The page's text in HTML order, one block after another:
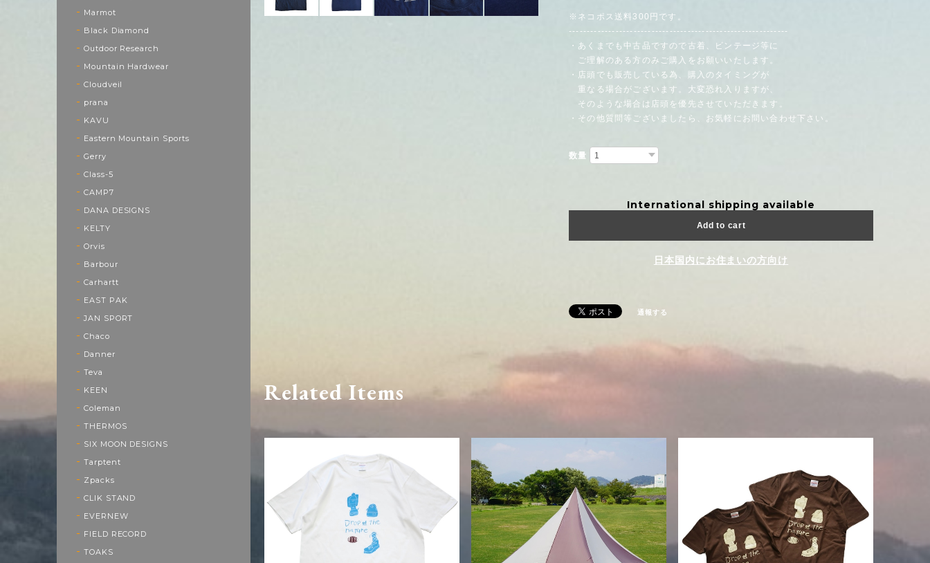
※ネコポス送料300円です。
-------------------------------------------------------------
・あくまでも中古品ですので古着、ビンテージ等に
ご理解のある方のみご購入をお願いいたします。
・店頭でも販売している為、購入のタイミングが
重なる場合がございます。大変恐れ入りますが、
そのような場合は店頭を優先させていただきます。
・その他質問等ございましたら、お気軽にお問い合わせ下さい。
数量
International shipping available
Add to cart
日本国内にお住まいの方向け
通報する
Related Items
Marmot
Black Diamond
Outdoor Research
Mountain Hardwear
Cloudveil
prana
KAVU
Eastern Mountain Sports
Gerry
Class-5
CAMP7
DANA DESIGNS
KELTY
Orvis
Barbour
Carhartt
EAST PAK
JAN SPORT
Chaco
Danner
Teva
KEEN
Coleman
THERMOS
SIX MOON DESIGNS
Tarptent
Zpacks
CLIK STAND
EVERNEW
FIELD RECORD
TOAKS